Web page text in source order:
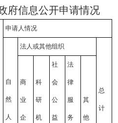
府信息公开申请情况
申请人情况
自
然
人
法人或其他组织
总
计
商
业
企
科
研
机
社
会
公
益
法
律
服
务
其
他